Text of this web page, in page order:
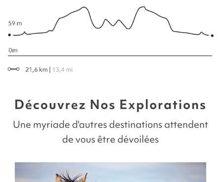
Découvrez Nos Explorations
Une myriade d'autres destinations attendent
de vous être dévoilées